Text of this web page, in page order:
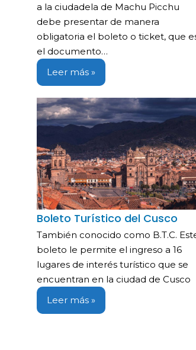
a la ciudadela de Machu Picchu
debe presentar de manera
obligatoria el boleto o ticket, que
el documento…
Leer más »
Boleto Turístico del Cusco
También conocido como B.T.C.
boleto le permite el ingreso a 16
lugares de interés turístico que se
encuentran en la ciudad de Cusco
Leer más »